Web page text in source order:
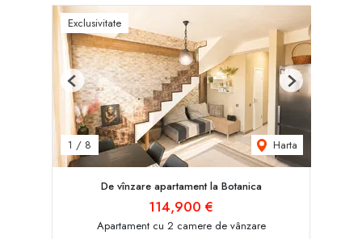
Exclusivitate
1 / 8 Harta
Previous Next
De vînzare apartament la Botanica
114,900 €
Apartament cu 2 camere de vânzare